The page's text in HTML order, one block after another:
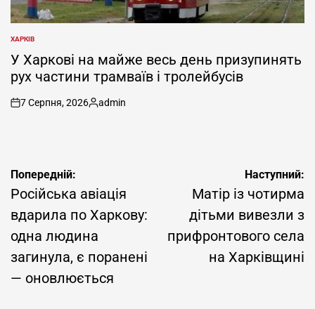
ОПУБЛІКУВАТИ
У
ХАРКІВ
У Харкові на майже весь день призупинять
рух частини трамваїв і тролейбусів
on
7 Серпня, 2026
Опубліковано
admin
Навігація
записів
Попередній:
Російська авіація
вдарила по Харкову:
одна людина
загинула, є поранені
— оновлюється
Наступний:
Матір із чотирма
дітьми вивезли з
прифронтового села
на Харківщині